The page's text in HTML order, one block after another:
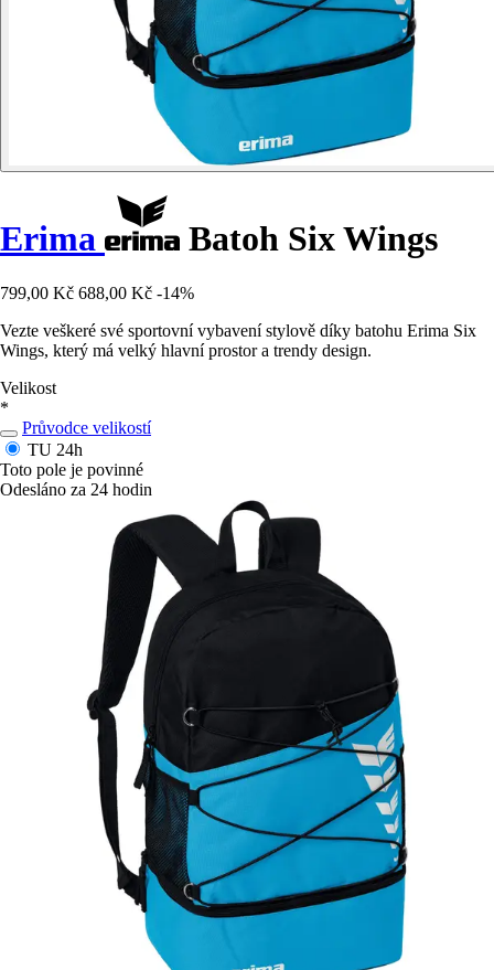
Erima Batoh Six Wings
799,00 Kč 688,00 Kč -14%
Vezte veškeré své sportovní vybavení stylově díky batohu Erima Six
Wings, který má velký hlavní prostor a trendy design.
Velikost
*
Průvodce velikostí
TU 24h
Toto pole je povinné
Odesláno za 24 hodin